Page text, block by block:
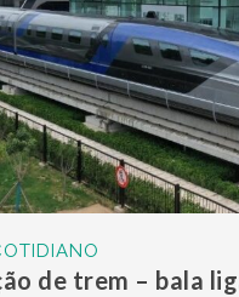
de trem – bala